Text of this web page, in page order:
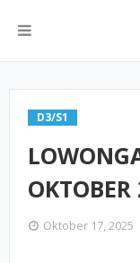
D3/S1
Oktober 17, 2025